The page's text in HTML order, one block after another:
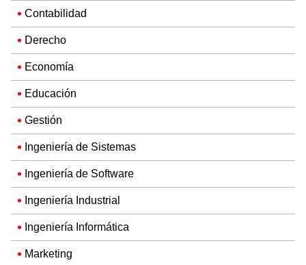
Contabilidad
Derecho
Economía
Educación
Gestión
Ingeniería de Sistemas
Ingeniería de Software
Ingeniería Industrial
Ingeniería Informática
Marketing